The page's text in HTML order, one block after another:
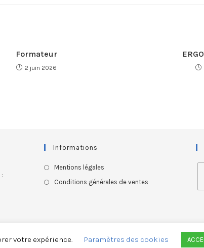
Formateur
2 juin 2026
Informations
Mentions légales
Conditions générales de ventes
FRANÇAISE DES ERGOTHERAPEUTES
votre expérience. Paramètres des cookies